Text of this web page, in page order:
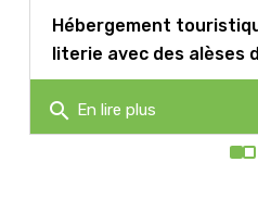
Hébergement
literie avec des alèses
search En lire plus